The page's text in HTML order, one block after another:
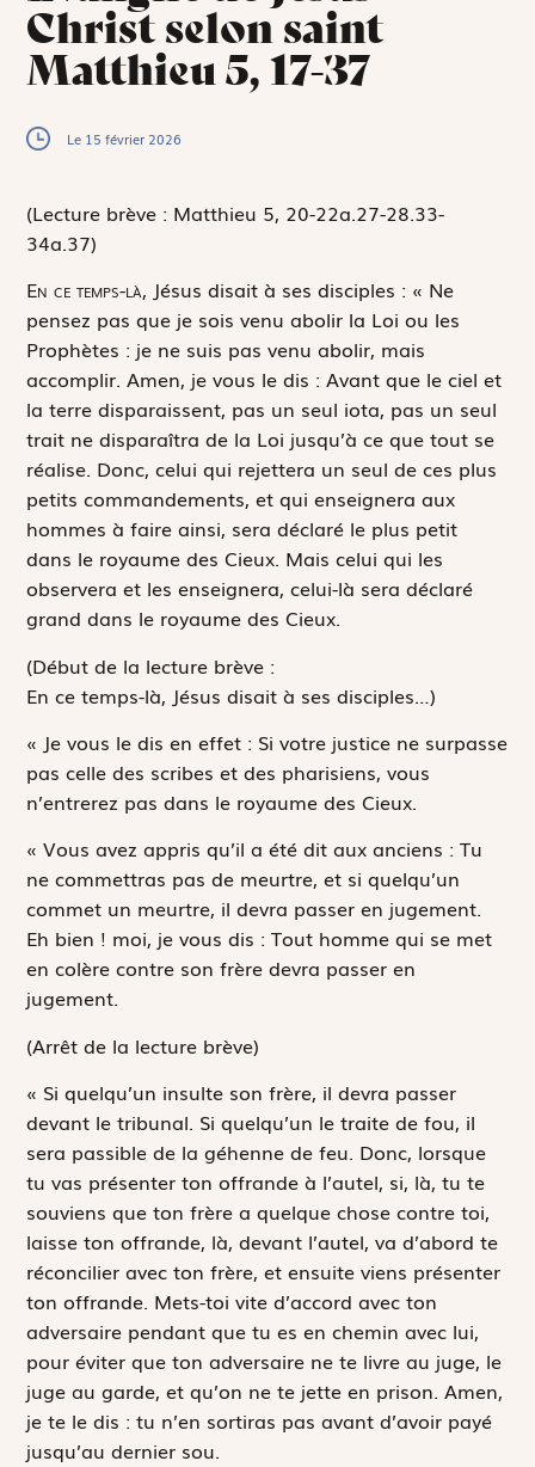
Christ selon saint
Matthieu 5, 17-37
Le 15 février 2026
(Lecture brève : Matthieu 5, 20-22a.27-28.33-
34a.37)
En ce temps-là, Jésus disait à ses disciples : « Ne
pensez pas que je sois venu abolir la Loi ou les
Prophètes : je ne suis pas venu abolir, mais
accomplir. Amen, je vous le dis : Avant que le ciel et
la terre disparaissent, pas un seul iota, pas un seul
trait ne disparaîtra de la Loi jusqu’à ce que tout se
réalise. Donc, celui qui rejettera un seul de ces plus
petits commandements, et qui enseignera aux
hommes à faire ainsi, sera déclaré le plus petit
dans le royaume des Cieux. Mais celui qui les
observera et les enseignera, celui-là sera déclaré
grand dans le royaume des Cieux.
(Début de la lecture brève :
En ce temps-là, Jésus disait à ses disciples…)
« Je vous le dis en effet : Si votre justice ne surpasse
pas celle des scribes et des pharisiens, vous
n’entrerez pas dans le royaume des Cieux.
« Vous avez appris qu’il a été dit aux anciens :Tu
ne commettras pas de meurtre, et si quelqu’un
commet un meurtre, il devra passer en jugement.
Eh bien ! moi, je vous dis : Tout homme qui se met
en colère contre son frère devra passer en
jugement.
(Arrêt de la lecture brève)
« Si quelqu’un insulte son frère, il devra passer
devant le tribunal. Si quelqu’un le traite de fou, il
sera passible de la géhenne de feu. Donc, lorsque
tu vas présenter ton offrande à l’autel, si, là, tu te
souviens que ton frère a quelque chose contre toi,
laisse ton offrande, là, devant l’autel, va d’abord te
réconcilier avec ton frère, et ensuite viens présenter
ton offrande. Mets-toi vite d’accord avec ton
adversaire pendant que tu es en chemin avec lui,
pour éviter que ton adversaire ne te livre au juge, le
juge au garde, et qu’on ne te jette en prison. Amen,
je te le dis : tu n’en sortiras pas avant d’avoir payé
jusqu’au dernier sou.